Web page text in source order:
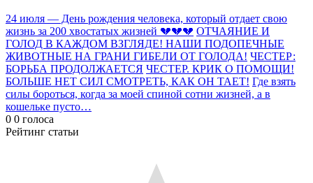
24 июля — День рождения человека, который отдает свою
жизнь за 200 хвостатых жизней 💔💔💔 ОТЧАЯНИЕ И
ГОЛОД В КАЖДОМ ВЗГЛЯДЕ! НАШИ ПОДОПЕЧНЫЕ
ЖИВОТНЫЕ НА ГРАНИ ГИБЕЛИ ОТ ГОЛОДА! ЧЕСТЕР:
БОРЬБА ПРОДОЛЖАЕТСЯ ЧЕСТЕР. КРИК О ПОМОЩИ!
БОЛЬШЕ НЕТ СИЛ СМОТРЕТЬ, КАК ОН ТАЕТ! Где взять
силы бороться, когда за моей спиной сотни жизней, а в
кошельке пусто…
0 0 голоса
Рейтинг статьи